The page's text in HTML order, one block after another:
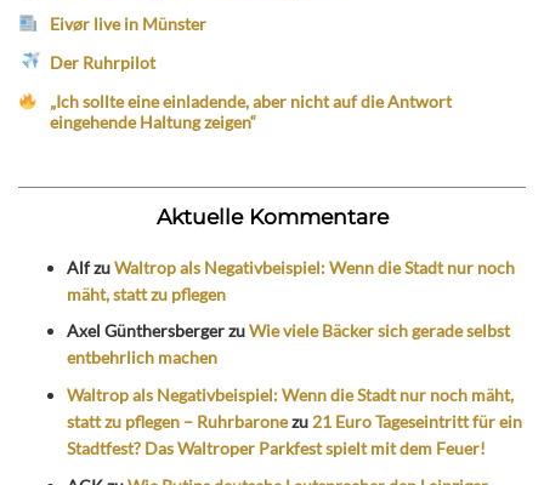
Eivør live in Münster
Der Ruhrpilot
„Ich sollte eine einladende, aber nicht auf die Antwort
eingehende Haltung zeigen“
Aktuelle Kommentare
AlfzuWaltrop als Negativbeispiel: Wenn die Stadt nur noch
mäht, statt zu pflegen
Axel GünthersbergerzuWie viele Bäcker sich gerade selbst
entbehrlich machen
Waltrop als Negativbeispiel: Wenn die Stadt nur noch mäht,
statt zu pflegen – Ruhrbaronezu 21 Euro Tageseintritt für ein
Stadtfest? Das Waltroper Parkfest spielt mit dem Feuer!